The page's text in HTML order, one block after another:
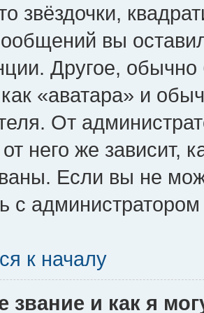
звёздочки,
вы
Другое,
«аватара» и
От
него же зависит,
Если вы не
с
к началу
звание и как я